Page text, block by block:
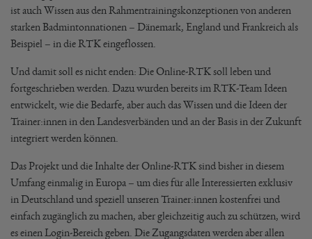
ist auch Wissen aus den Rahmentrainingskonzeptionen von anderen
starken Badmintonnationen – Dänemark, England und Frankreich als
Beispiel – in die RTK eingeflossen.
Und damit soll es nicht enden: Die Online-RTK soll leben und
fortgeschrieben werden. Dazu wurden bereits im RTK-Team Ideen
entwickelt, wie die Bedarfe, aber auch das Wissen und die Ideen der
Trainer:innen in den Landesverbänden und an der Basis in der Zukunft
integriert werden können.
Das Projekt und die Inhalte der Online-RTK sind bisher in diesem
Umfang einmalig in Europa – um dies für alle Interessierten exklusiv
in Deutschland und speziell unseren Trainer:innen kostenfrei und
einfach zugänglich zu machen, aber gleichzeitig auch zu schützen, wird
es einen Login-Bereich geben. Die Zugangsdaten werden aber allen